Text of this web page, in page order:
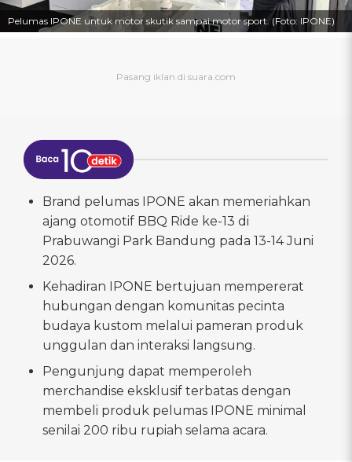
Pelumas IPONE untuk motor skutik sampai motor sport. (Foto: IPONE)
Brand pelumas IPONE akan memeriahkan
ajang otomotif BBQ Ride ke-13 di
Prabuwangi Park Bandung pada 13-14 Juni
2026.
Kehadiran IPONE bertujuan mempererat
hubungan dengan komunitas pecinta
budaya kustom melalui pameran produk
unggulan dan interaksi langsung.
Pengunjung dapat memperoleh
merchandise eksklusif terbatas dengan
membeli produk pelumas IPONE minimal
senilai 200 ribu rupiah selama acara.